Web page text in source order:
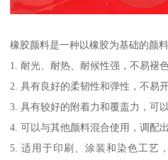
橡胶颜料是一种以橡胶为基础的颜
1. 耐光、耐热、耐候性强，不易褪色
2. 具有良好的柔韧性和弹性，不易开
3. 具有较好的附着力和覆盖力，可
4. 可以与其他颜料混合使用，调配出
5. 适用于印刷、涂装和染色工艺